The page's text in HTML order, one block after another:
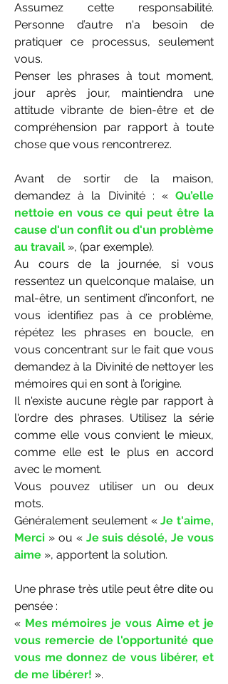
Assumez cette responsabilité.
Personne d’autre n'a besoin de
pratiquer ce processus, seulement
vous.
Penser les phrases à tout moment,
jour après jour, maintiendra une
attitude vibrante de bien-être et de
compréhension par rapport à toute
chose que vous rencontrerez.
Avant de sortir de la maison,
demandez à la Divinité : « Qu’elle
nettoie en vous ce qui peut être la
cause d'un conflit ou d'un problème
au travail », (par exemple).
Au cours de la journée, si vous
ressentez un quelconque malaise, un
mal-être, un sentiment d’inconfort, ne
vous identifiez pas à ce problème,
répétez les phrases en boucle, en
vous concentrant sur le fait que vous
demandez à la Divinité de nettoyer les
mémoires qui en sont à l’origine.
Il n'existe aucune règle par rapport à
l'ordre des phrases. Utilisez la série
comme elle vous convient le mieux,
comme elle est le plus en accord
avec le moment.
Vous pouvez utiliser un ou deux
mots.
Généralement seulement «Je t'aime,
Merci » ou « Je suis désolé, Je vous
aime », apportent la solution.
Une phrase très utile peut être dite ou
pensée :
« Mes mémoires je vous Aime et je
vous remercie de l'opportunité que
vous me donnez de vous libérer, et
de me libérer! ».